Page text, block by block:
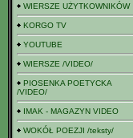
WIERSZE UŻYTKOWNIKÓW
KORGO TV
YOUTUBE
WIERSZE /VIDEO/
PIOSENKA POETYCKA
/VIDEO/
IMAK - MAGAZYN VIDEO
WOKÓŁ POEZJI /teksty/